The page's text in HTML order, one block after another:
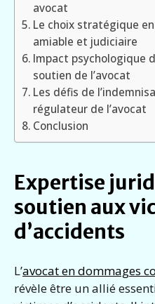
avocat
Le choix stratégique
amiable et judiciaire
Impact psychologique
soutien de l’avocat
Les défis de
régulateur de l’avocat
Conclusion
Expertise
soutien aux
d’accidents
L’avocat en dommages
révèle être un allié